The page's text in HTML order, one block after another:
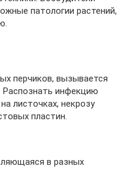
патологии растений,
перчиков, вызывается
Распознать инфекцию
листочках, некрозу
пластин.
в разных